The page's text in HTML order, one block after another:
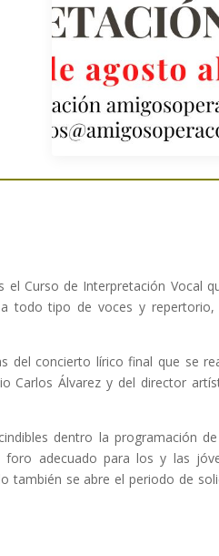
Curso de Interpretación Vocal
todo tipo de voces y
del concierto lírico final que se
Carlos Álvarez y del director
dentro la programación
adecuado para los y las
se abre el periodo de